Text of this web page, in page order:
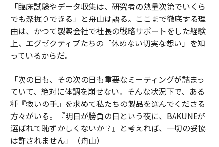
「臨床試験やデータ収集は、研究者の熱量次第でいくら
でも深掘りできる」と舟山は語る。ここまで徹底する理
由は、かつて製薬会社で社長の戦略サポートをした経験
上、エグゼクティブたちの「休めない切実な想い」を知
っているからだ。
「次の日も、その次の日も重要なミーティングが詰まっ
ていて、絶対に体調を崩せない。そんな状況下で、ある
種『救いの手』を求めて私たちの製品を選んでくださる
方々がいる。『明日が勝負の日という夜に、BAKUNEが
選ばれて恥ずかしくないか？』と考えれば、一切の妥協
は許されません」（舟山）